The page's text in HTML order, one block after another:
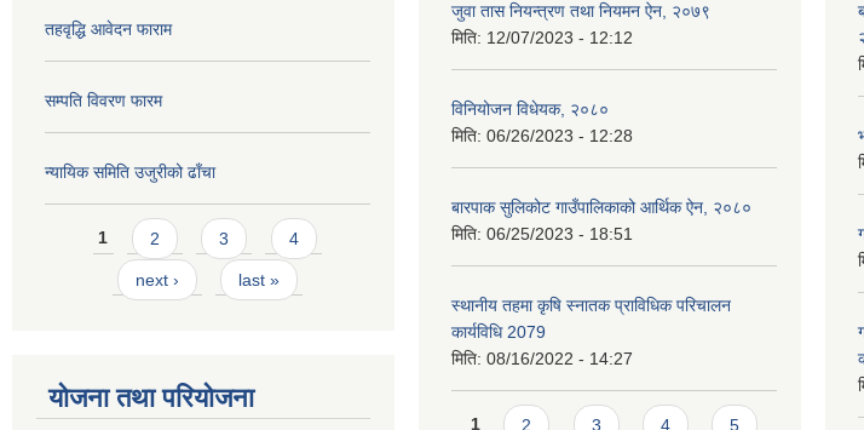
तहवृद्धि आवेदन फाराम
सम्पति विवरण फारम
न्यायिक समिति उजुरीको ढाँचा
Pages
1 2 3 4
next › last »
योजना तथा परियोजना
जुवा तास नियन्त्रण तथा नियमन ऐन, २०७९
मिति: 12/07/2023 - 12:12
विनियोजन विधेयक, २०८०
मिति: 06/26/2023 - 12:28
बारपाक सुलिकोट गाउँपालिकाको आर्थिक ऐन, २०८०
मिति: 06/25/2023 - 18:51
स्थानीय तहमा कृषि स्नातक प्राविधिक परिचालन
कार्यविधि 2079
मिति: 08/16/2022 - 14:27
Pages
1 2 3 4 5